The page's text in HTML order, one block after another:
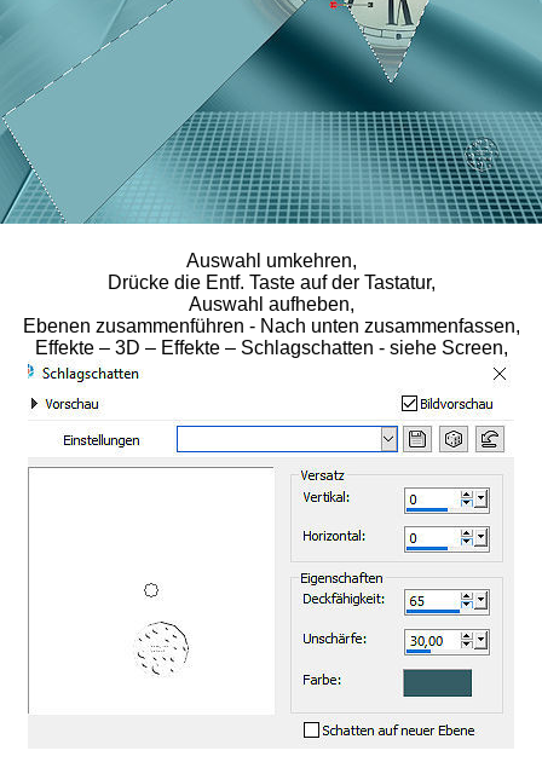
Auswahl umkehren,
Drücke die Entf. Taste auf der Tastatur,
Auswahl aufheben,
Ebenen zusammenführen - Nach unten zusammenfassen,
Effekte – 3D – Effekte – Schlagschatten - siehe Screen,